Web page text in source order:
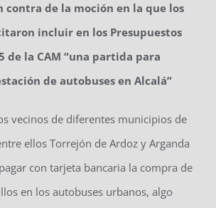
contra de la moción en la que los
incluir en los Presupuestos
de la CAM “una partida para
de autobuses en Alcalá”
vecinos de diferentes municipios de
ellos Torrejón de Ardoz y Arganda
con tarjeta bancaria la compra de
en los autobuses urbanos, algo